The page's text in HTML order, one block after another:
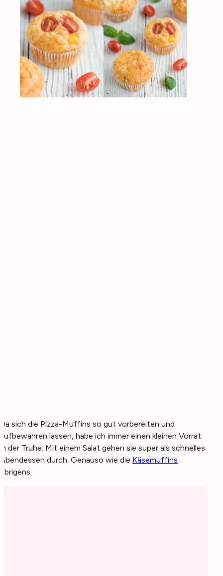
Da sich die Pizza-Muffins so gut vorbereiten und
aufbewahren lassen, habe ich immer einen kleinen Vorrat
in der Truhe. Mit einem Salat gehen sie super als schnelles
Abendessen durch. Genauso wie die Käsemuffins
übrigens.